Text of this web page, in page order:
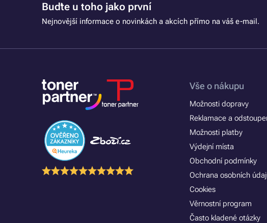
Buďte u toho jako první
Nejnovější informace o novinkách a akcích přímo na váš e-mail.
Vše o nákupu
Možnosti dopravy
Reklamace a
Možnosti platby
Výdejní místa
Obchodní podmínky
Ochrana osobních
Cookies
Věrnostní program
Často kladené otázky